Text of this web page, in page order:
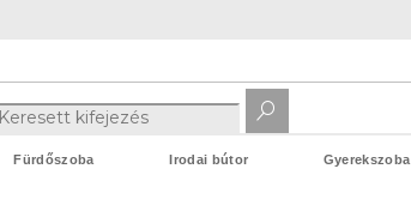
Fürdőszoba Irodai bútor Gyerekszoba